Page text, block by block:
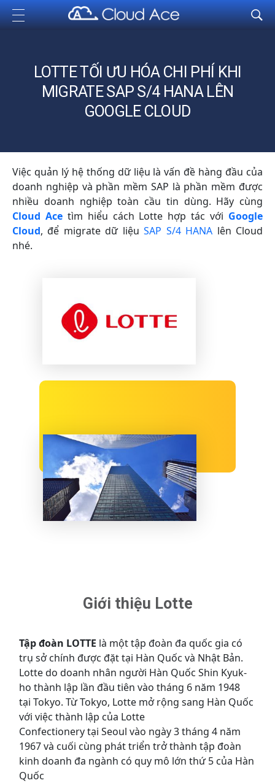
Cloud Ace
Nhà cung cấp giải pháp trên GCP cho doanh nghiệp
LOTTE TỐI ƯU HÓA CHI PHÍ KHI
MIGRATE SAP S/4 HANA LÊN
GOOGLE CLOUD
Việc quản lý hệ thống dữ liệu là vấn đề hàng đầu của
doanh nghiệp và phần mềm SAP là phần mềm được
nhiều doanh nghiệp toàn cầu tin dùng. Hãy cùng
Cloud Acetìm hiểu cách Lotte hợp tác với Google
Cloud, để migrate dữ liệuSAP S/4 HANA lên Cloud
nhé.
Giới thiệu Lotte
Tập đoàn LOTTE là một tập đoàn đa quốc gia có
trụ sở chính được đặt tại Hàn Quốc và Nhật Bản.
Lotte do doanh nhân người Hàn Quốc Shin Kyuk-
ho thành lập lần đầu tiên vào tháng 6 năm 1948
tại Tokyo. Từ Tokyo, Lotte mở rộng sang Hàn Quốc
với việc thành lập của Lotte
Confectionery tại Seoul vào ngày 3 tháng 4 năm
1967 và cuối cùng phát triển trở thành tập đoàn
kinh doanh đa ngành có quy mô lớn thứ 5 của Hàn
Quốc